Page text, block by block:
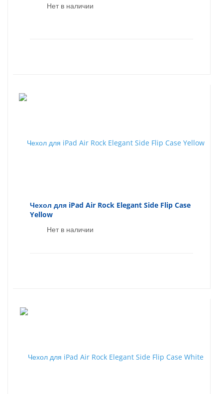
Нет в наличии
Чехол для iPad Air Rock Elegant Side Flip Case
Yellow
Нет в наличии